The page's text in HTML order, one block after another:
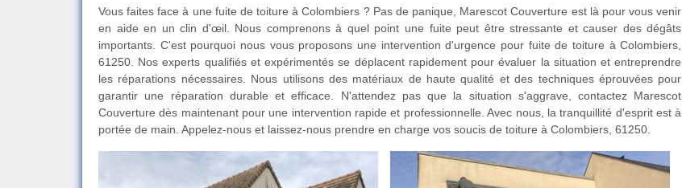
Vous faites face à une fuite de toiture à Colombiers ? Pas de panique, Marescot Couverture est là pour vous venir
en aide en un clin d'œil. Nous comprenons à quel point une fuite peut être stressante et causer des dégâts
importants. C'est pourquoi nous vous proposons une intervention d'urgence pour fuite de toiture à Colombiers,
61250. Nos experts qualifiés et expérimentés se déplacent rapidement pour évaluer la situation et entreprendre
les réparations nécessaires. Nous utilisons des matériaux de haute qualité et des techniques éprouvées pour
garantir une réparation durable et efficace. N'attendez pas que la situation s'aggrave, contactez Marescot
Couverture dès maintenant pour une intervention rapide et professionnelle. Avec nous, la tranquillité d'esprit est à
portée de main. Appelez-nous et laissez-nous prendre en charge vos soucis de toiture à Colombiers, 61250.